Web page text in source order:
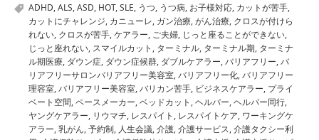
ADHD,ALS,ASD, HOT,SLE, うつ, うつ病, お子様対応, カットが苦手,
カットにチャレンジ, カニューレ, ガン治療,がん治療, クロスが付けら
れない, クロスが苦手,ケアラー, ご夫婦, じっと座ることができない,
じっと座れない, スマイルカット , ターミナル, ターミナル期, ターミナ
ル期医療, ダウン症, ダウン症候群, ダブルケアラー,バリアフリー,バ
リアフリーサロンバリアフリー美容室,バリアフリー化,バリアフリー
理容室,バリアフリー美容室,バリカン苦手, ビジネスケアラー, プライ
ベート空間,ペースメーカー,ベッドカット ,ヘルパー,ヘルパー同行,
ヤングケアラー, リウマチ, レスパイト , レスパイトケア, ワーキングケ
アラー,乳がん,予約制, 人生会議,介護,介護サービス,介護タクシー利